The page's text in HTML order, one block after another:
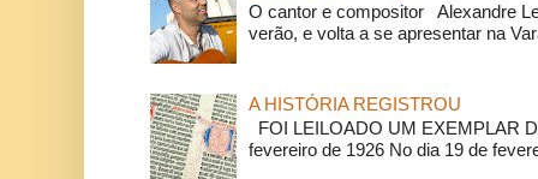
O cantor e compositor Alexandre
verão, e volta a se apresentar na
A HISTÓRIA REGISTROU
FOI LEILOADO UM EXEMPLAR
fevereiro de 1926 No dia 19 de